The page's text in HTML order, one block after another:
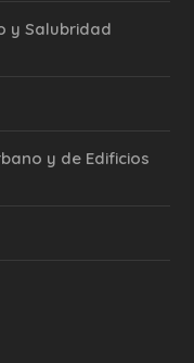
y Salubridad
y de Edificios